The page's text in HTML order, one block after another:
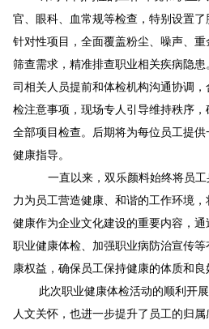
官、眼科、血常规等检查，特别设置了
针对性项目，全面覆盖粉尘、噪声、
筛查需求，精准排查职业相关疾病隐
司相关人员提前和体检机构沟通协调
检注意事项，现场专人引导维持秩序
全部项目检查。后期将为每位员工提
健康指导。
一直以来，双乐颜料始终将员
力为员工营造健康、和谐的工作环境
健康作为企业文化建设的重要内容，
职业健康体检、加强职业病防治宣传
康权益，确保员工保持健康的体质和良
此次职业健康体检活动的顺利开
人文关怀，也进一步提升了员工的归